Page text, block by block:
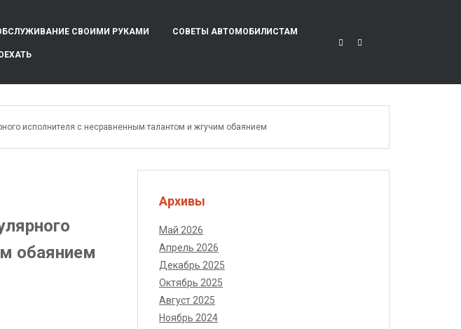
СВОИМИ РУКАМИ СОВЕТЫ АВТОМОБИЛИСТАМ
исполнителя с несравненным талантом и жгучим обаянием
обаянием
Архивы
Май 2026
Апрель 2026
Декабрь 2025
Октябрь 2025
Август 2025
Ноябрь 2024